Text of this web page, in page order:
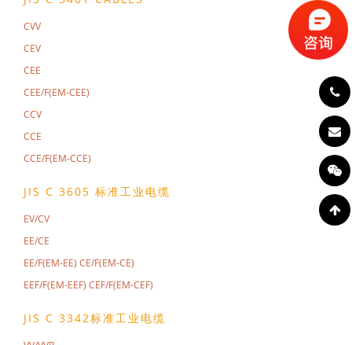
CVV
CEV
CEE
CEE/F(EM-CEE)
CCV
CCE
CCE/F(EM-CCE)
JIS C 3605 标准工业电缆
EV/CV
EE/CE
EE/F(EM-EE) CE/F(EM-CE)
EEF/F(EM-EEF) CEF/F(EM-CEF)
JIS C 3342标准工业电缆